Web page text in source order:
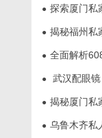
● 探索厦门私
● 揭秘福州私
● 全面解析6080
● 武汉配眼
● 揭秘厦门私
● 乌鲁木齐私人